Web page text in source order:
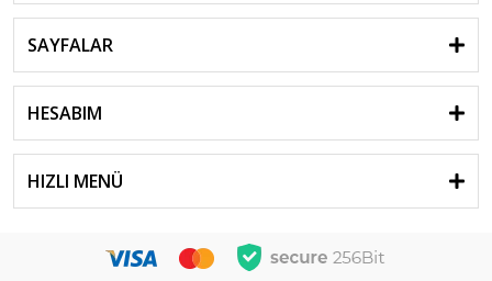
SAYFALAR
HESABIM
HIZLI MENÜ